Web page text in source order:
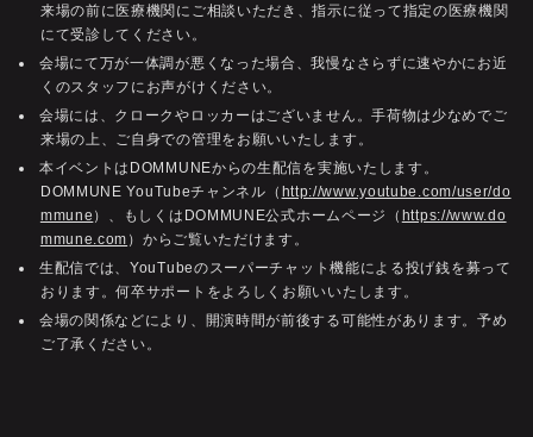
来場の前に医療機関にご相談いただき、指示に従って指定の医療機関
にて受診してください。
会場にて万が一体調が悪くなった場合、我慢なさらずに速やかにお近
くのスタッフにお声がけください。
会場には、クロークやロッカーはございません。手荷物は少なめでご
来場の上、ご自身での管理をお願いいたします。
本イベントはDOMMUNEからの生配信を実施いたします。
DOMMUNE YouTubeチャンネル（ http://www.youtube.com/user/do
mmune ）、もしくはDOMMUNE公式ホームページ（ https://www.do
mmune.com ）からご覧いただけます。
生配信では、YouTubeのスーパーチャット機能による投げ銭を募って
おります。何卒サポートをよろしくお願いいたします。
会場の関係などにより、開演時間が前後する可能性があります。予め
ご了承ください。